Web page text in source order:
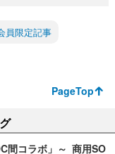
員限定記事
PageTop
間コラボ」～ 商用SO